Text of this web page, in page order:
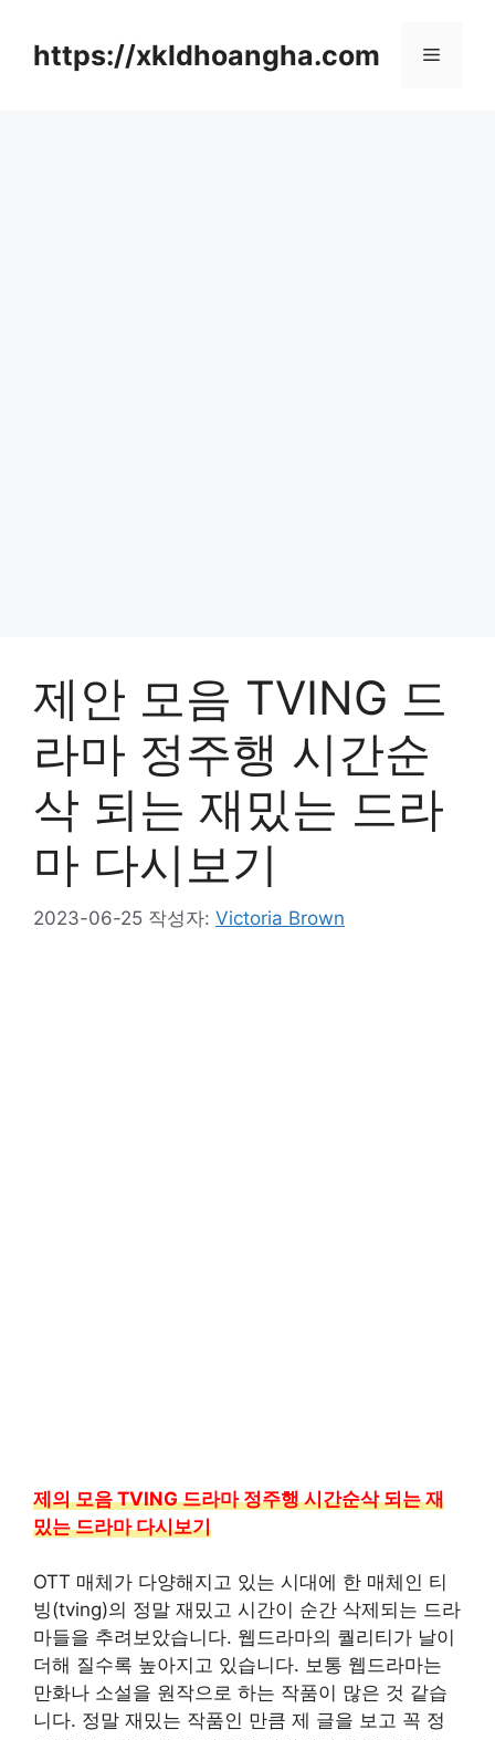
https://xkldhoangha.com 메
제안 모음 TVING 드
라마 정주행 시간순
삭 되는 재밌는 드라
마 다시보기
2023-06-25 작성자: Victoria Brown
제의 모음 TVING 드라마 정주행 시간순삭 되는 재
밌는 드라마 다시보기
OTT 매체가 다양해지고 있는 시대에 한 매체인 티
빙(tving)의 정말 재밌고 시간이 순간 삭제되는 드라
마들을 추려보았습니다. 웹드라마의 퀄리티가 날이
더해 질수록 높아지고 있습니다. 보통 웹드라마는
만화나 소설을 원작으로 하는 작품이 많은 것 같습
니다. 정말 재밌는 작품인 만큼 제 글을 보고 꼭 정